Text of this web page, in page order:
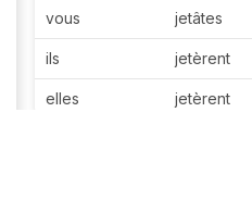
vous jetâtes
ils jetèrent
elles jetèrent